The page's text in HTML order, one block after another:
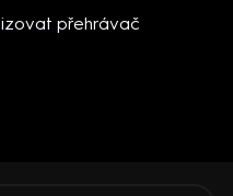
přehrávač